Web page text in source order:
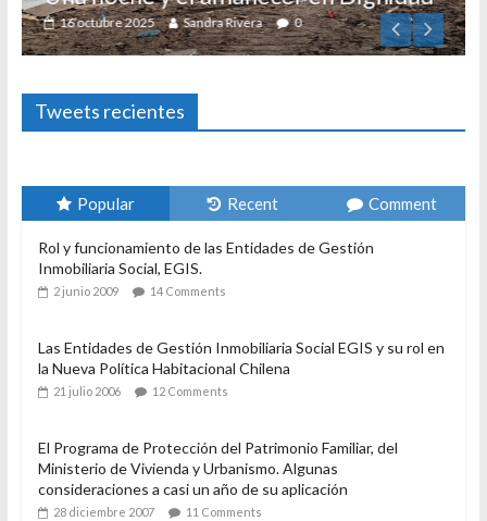
16 octubre 2025 Sandra Rivera 0
Tweets recientes
Popular Recent Comment
Rol y funcionamiento de las Entidades de Gestión
Inmobiliaria Social, EGIS.
2 junio 2009 14 Comments
Las Entidades de Gestión Inmobiliaria Social EGIS y su rol en
la Nueva Política Habitacional Chilena
21 julio 2006 12 Comments
El Programa de Protección del Patrimonio Familiar, del
Ministerio de Vivienda y Urbanismo. Algunas
consideraciones a casi un año de su aplicación
28 diciembre 2007 11 Comments